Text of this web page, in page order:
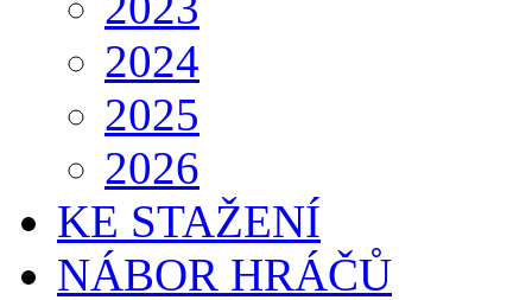
2024
2025
2026
KE STAŽENÍ
NÁBOR HRÁČŮ